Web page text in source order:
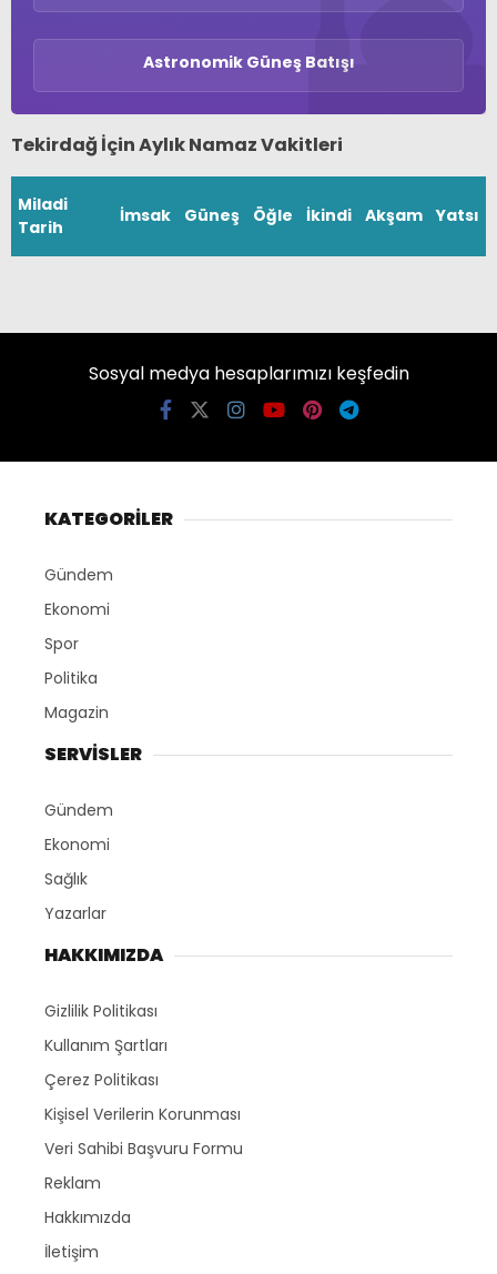
Tekirdağ İçin Aylık Namaz Vakitleri
Miladi
Tarih
İmsak Güneş Öğle İkindi Akşam Yatsı
Astronomik Güneş Batışı
Sosyal medya hesaplarımızı keşfedin
KATEGORİLER
Gündem
Ekonomi
Spor
Politika
Magazin
SERVİSLER
Gündem
Ekonomi
Sağlık
Yazarlar
HAKKIMIZDA
Gizlilik Politikası
Kullanım Şartları
Çerez Politikası
Kişisel Verilerin Korunması
Veri Sahibi Başvuru Formu
Reklam
Hakkımızda
İletişim